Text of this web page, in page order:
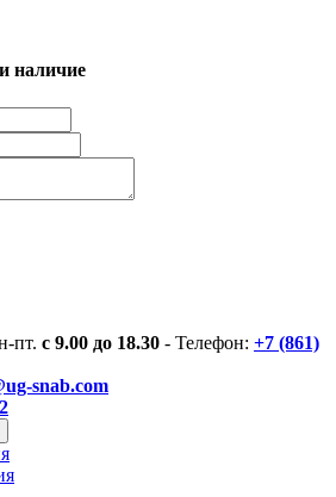
наличие
пт. с 9.00 до 18.30 - Телефон: +7 (861)
snab.com